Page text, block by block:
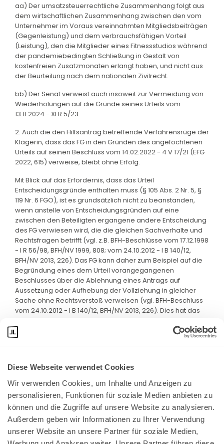
Diese Webseite verwendet Cookies
Wir verwenden Cookies, um Inhalte und Anzeigen zu
personalisieren, Funktionen für soziale Medien anbieten zu
können und die Zugriffe auf unsere Website zu analysieren.
Außerdem geben wir Informationen zu Ihrer Verwendung
unserer Website an unsere Partner für soziale Medien,
aa) Der umsatzsteuerrechtliche Zusammenhang folgt aus
dem wirtschaftlichen Zusammenhang zwischen den vom
Unternehmer im Voraus vereinnahmten Mitgliedsbeiträgen
(Gegenleistung) und dem verbrauchsfähigen Vorteil
(Leistung), den die Mitglieder eines Fitnessstudios während
der pandemiebedingten Schließung in Gestalt von
kostenfreien Zusatzmonaten erlangt haben, und nicht aus
der Beurteilung nach dem nationalen Zivilrecht.
bb) Der Senat verweist auch insoweit zur Vermeidung von
Wiederholungen auf die Gründe seines Urteils vom
13.11.2024 - XI R 5/23.
2. Auch die den Hilfsantrag betreffende Verfahrensrüge der
Klägerin, dass das FG in den Gründen des angefochtenen
Urteils auf seinen Beschluss vom 14.02.2022 - 4 V 17/21 (EFG
2022, 615) verweise, bleibt ohne Erfolg.
Mit Blick auf das Erfordernis, dass das Urteil
Entscheidungsgründe enthalten muss (§ 105 Abs. 2 Nr. 5, §
119 Nr. 6 FGO), ist es grundsätzlich nicht zu beanstanden,
wenn anstelle von Entscheidungsgründen auf eine
zwischen den Beteiligten ergangene andere Entscheidung
des FG verwiesen wird, die die gleichen Sachverhalte und
Rechtsfragen betrifft (vgl. z.B. BFH-Beschlüsse vom 17.12.1998
- I R 56/98, BFH/NV 1999, 808; vom 24.10.2012 - I B 140/12,
BFH/NV 2013, 226). Das FG kann daher zum Beispiel auf die
Begründung eines dem Urteil vorangegangenen
Beschlusses über die Ablehnung eines Antrags auf
Aussetzung oder Aufhebung der Vollziehung in gleicher
Sache ohne Rechtsverstoß verweisen (vgl. BFH-Beschluss
vom 24.10.2012 - I B 140/12, BFH/NV 2013, 226). Dies hat das
Bundeskanzlerplatz 2